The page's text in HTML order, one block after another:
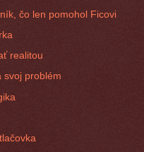
čo len pomohol Ficovi
realitou
svoj problém